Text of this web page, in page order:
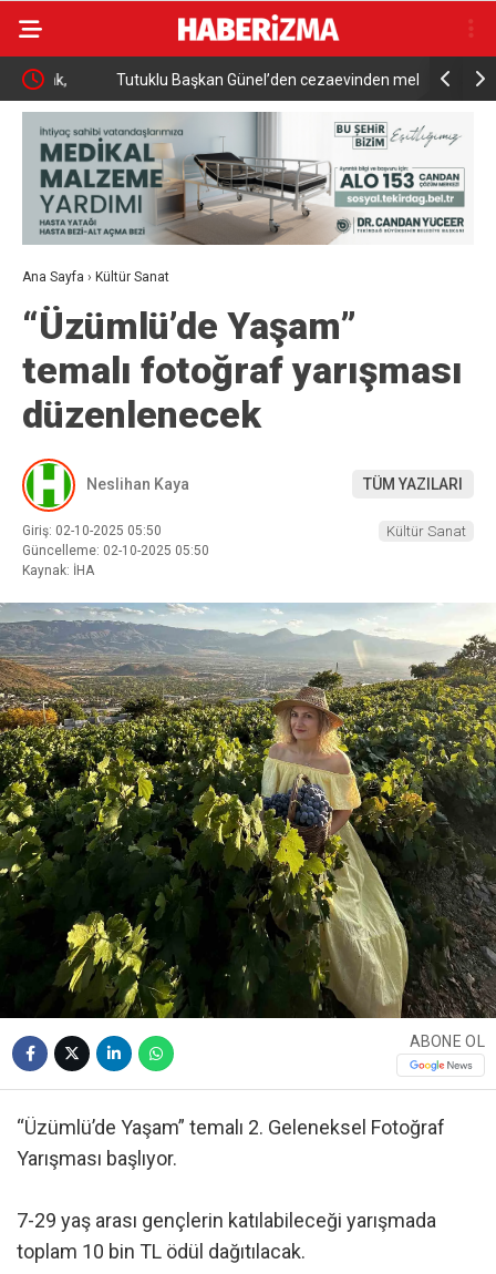
Tutuklu Başkan Günel’den cezaevinden mektuplu
açıklama
Kanser
ve
Ana Sayfa › Kültür Sanat
“Üzümlü’de Yaşam”
temalı fotoğraf yarışması
düzenlenecek
Neslihan Kaya TÜM YAZILARI
Giriş: 02-10-2025 05:50
Güncelleme: 02-10-2025 05:50
Kaynak: İHA
Kültür Sanat
ABONE OL
“Üzümlü’de Yaşam” temalı 2. Geleneksel Fotoğraf
Yarışması başlıyor.
7-29 yaş arası gençlerin katılabileceği yarışmada
toplam 10 bin TL ödül dağıtılacak.